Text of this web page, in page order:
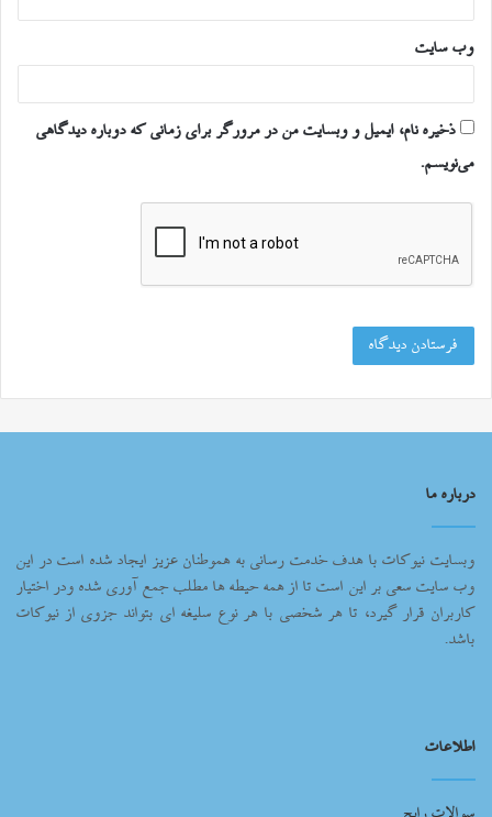
وب‌ سایت
ذخیره نام، ایمیل و وبسایت من در مرورگر برای زمانی که دوباره دیدگاهی
می‌نویسم.
درباره ما
وبسایت نیوکات با هدف خدمت رسانی به هموطنان عزیز ایجاد شده است در این
وب سایت سعی بر این است تا از همه حیطه ها مطلب جمع آوری شده ودر اختیار
کاربران قرار گیرد، تا هر شخصی با هر نوع سلیغه ای بتواند جزوی از نیوکات
باشد.
اطلاعات